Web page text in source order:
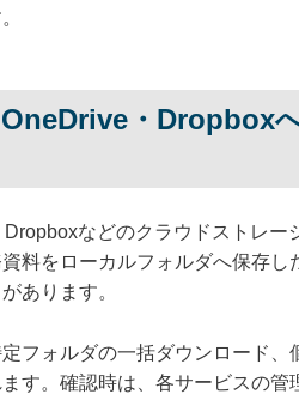
・Dropbox
などのクラウドストレー
料をローカルフォルダへ保存
あります。
フォルダの一括ダウンロード、
す。確認時は、各サービスの